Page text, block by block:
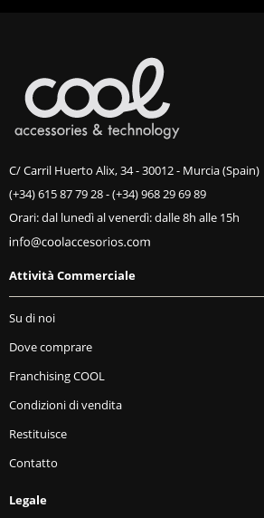
C/ Carril Huerto Alix, 34 - 30012 - Murcia (Spain)
(+34) 615 87 79 28-(+34) 968 29 69 89
Orari: dal lunedì al venerdì: dalle 8h alle 15h
Attività Commerciale
Su di noi
Dove comprare
Franchising COOL
Condizioni di vendita
Restituisce
Contatto
Legale